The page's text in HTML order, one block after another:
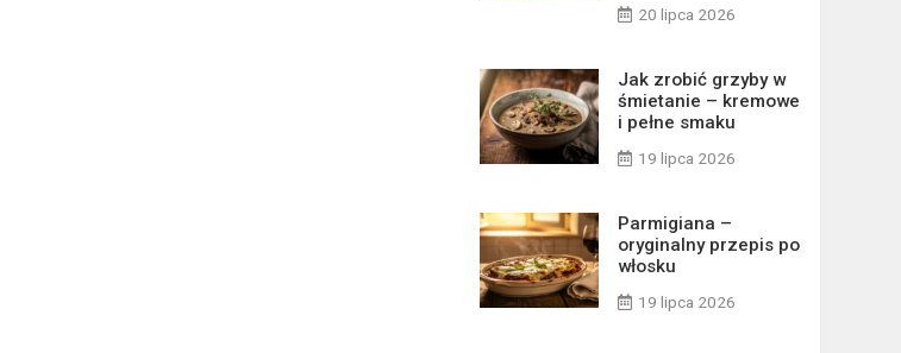
20 lipca 2026
Jak zrobić grzyby w
śmietanie – kremowe
i pełne smaku
19 lipca 2026
Parmigiana –
oryginalny przepis po
włosku
19 lipca 2026